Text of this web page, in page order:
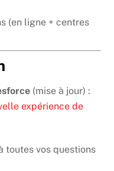
(en ligne + centres
(mise à jour) :
expérience de
toutes vos questions